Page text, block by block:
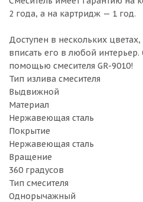
2 года, а на картридж — 1 год.
Доступен в нескольких цветах,
вписать его в любой
помощью смесителя GR-9010!
Тип излива смесителя
Выдвижной
Материал
Нержавеющая сталь
Покрытие
Нержавеющая сталь
Вращение
360 градусов
Тип смесителя
Однорычажный